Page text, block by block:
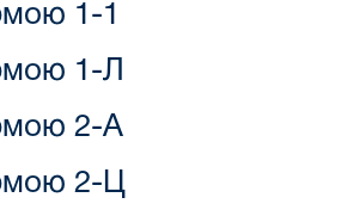
1-1
1-Л
2-А
2-Ц